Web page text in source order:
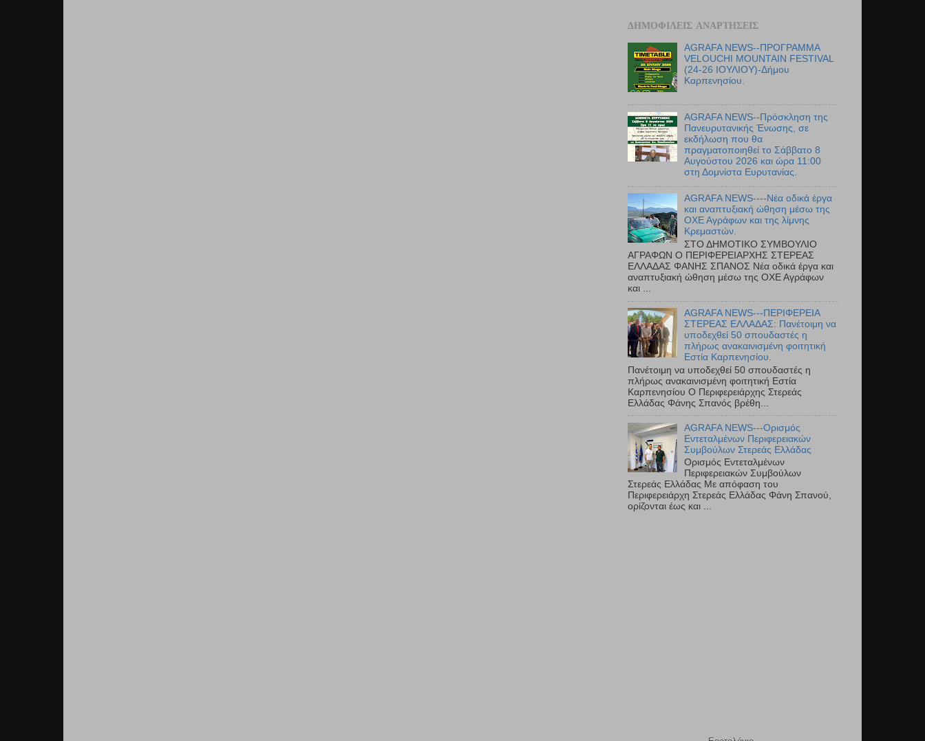
ΔΗΜΟΦΙΛΕΊΣ ΑΝΑΡΤΉΣΕΙΣ
AGRAFA NEWS--ΠΡΟΓΡΑΜΜΑ
VELOUCHI MOUNTAIN FESTIVAL
(24-26 ΙΟΥΛΙΟΥ)-Δήμου
Καρπενησίου.
AGRAFA NEWS--Πρόσκληση της
Πανευρυτανικής Ένωσης, σε
εκδήλωση που θα
πραγματοποιηθεί το Σάββατο 8
Αυγούστου 2026 και ώρα 11:00
στη Δομνίστα Ευρυτανίας.
AGRAFA NEWS----Νέα οδικά έργα
και αναπτυξιακή ώθηση μέσω της
ΟΧΕ Αγράφων και της λίμνης
Κρεμαστών.
ΣΤΟ ΔΗΜΟΤΙΚΟ ΣΥΜΒΟΥΛΙΟ
ΑΓΡΑΦΩΝ Ο ΠΕΡΙΦΕΡΕΙΑΡΧΗΣ ΣΤΕΡΕΑΣ
ΕΛΛΑΔΑΣ ΦΑΝΗΣ ΣΠΑΝΟΣ Νέα οδικά έργα και
αναπτυξιακή ώθηση μέσω της ΟΧΕ Αγράφων
και ...
AGRAFA NEWS---ΠΕΡΙΦΕΡΕΙΑ
ΣΤΕΡΕΑΣ ΕΛΛΑΔΑΣ: Πανέτοιμη να
υποδεχθεί 50 σπουδαστές η
πλήρως ανακαινισμένη φοιτητική
Εστία Καρπενησίου.
Πανέτοιμη να υποδεχθεί 50 σπουδαστές η
πλήρως ανακαινισμένη φοιτητική Εστία
Καρπενησίου Ο Περιφερειάρχης Στερεάς
Ελλάδας Φάνης Σπανός βρέθη...
AGRAFA NEWS---Ορισμός
Εντεταλμένων Περιφερειακών
Συμβούλων Στερεάς Ελλάδας
Ορισμός Εντεταλμένων
Περιφερειακών Συμβούλων
Στερεάς Ελλάδας Με απόφαση του
Περιφερειάρχη Στερεάς Ελλάδας Φάνη Σπανού,
ορίζονται έως και ...